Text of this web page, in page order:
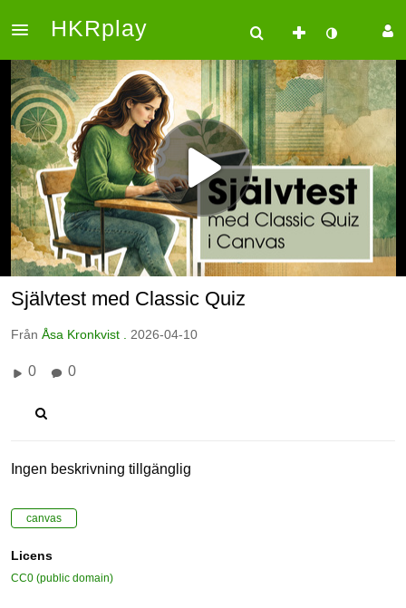
HKRplay
Självtest med Classic Quiz
Från Åsa Kronkvist . 2026-04-10
0 0
Ingen beskrivning tillgänglig
canvas
Licens
CC0 (public domain)